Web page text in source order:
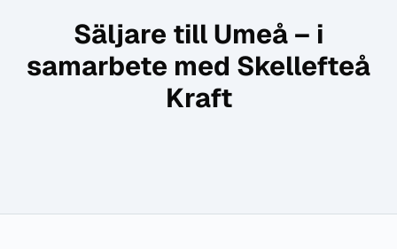
Säljare till Umeå – i
samarbete med Skellefteå
Kraft